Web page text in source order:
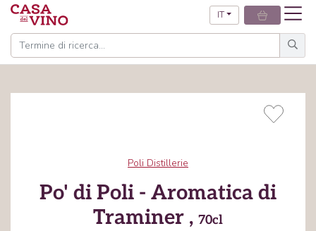
IT
Poli Distillerie
Po' di Poli - Aromatica di
Traminer , 70cl